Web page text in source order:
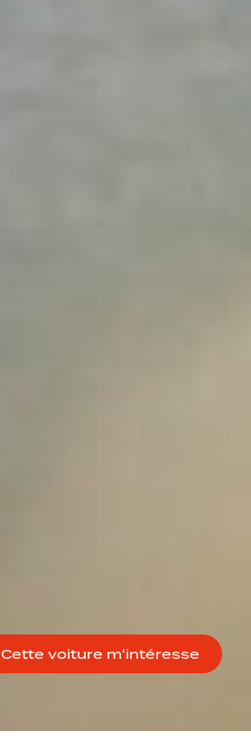
Cette voiture m'intéresse